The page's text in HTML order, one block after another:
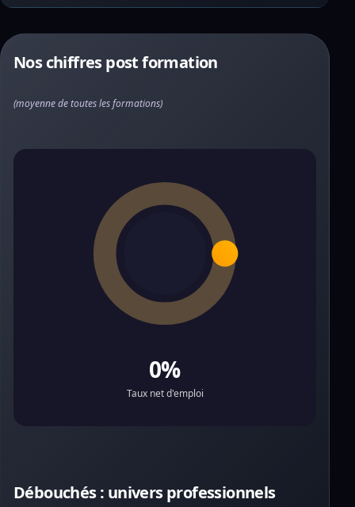
Nos chiffres post formation
(moyenne de toutes les formations)
0%
Taux net d'emploi
Débouchés : univers professionnels